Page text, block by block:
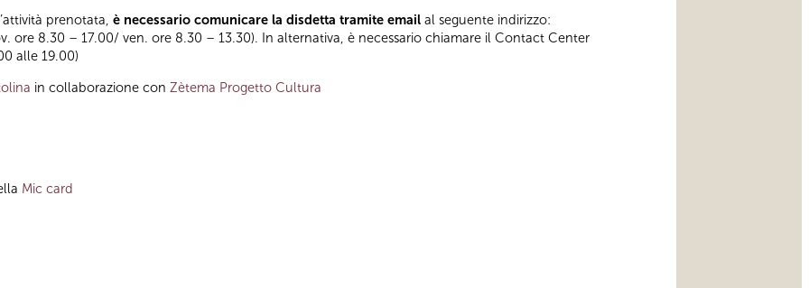
prenotata, è necessario comunicare la disdetta tramite email al seguente indirizzo:
ore 8.30 – 17.00/ ven. ore 8.30 – 13.30). In alternativa, è necessario chiamare il Contact Center
alle 19.00)
in collaborazione con Zètema Progetto Cultura
Mic card